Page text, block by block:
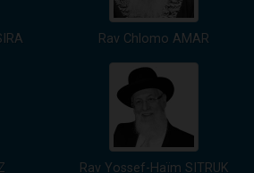
Rav Chlomo AMAR
Rav Yossef-Haïm SITRUK